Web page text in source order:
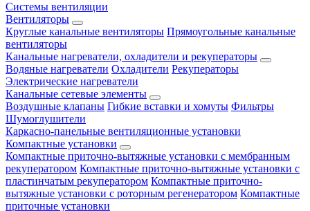
Системы вентиляции
Вентиляторы
Круглые канальные вентиляторы Прямоугольные канальные
вентиляторы
Канальные нагреватели, охладители и рекуператоры
Водяные нагреватели Охладители Рекуператоры
Электрические нагреватели
Канальные сетевые элементы
Воздушные клапаны Гибкие вставки и хомуты Фильтры
Шумоглушители
Каркасно-панельные вентиляционные установки
Компактные установки
Компактные приточно-вытяжные установки с мембранным
рекуператором Компактные приточно-вытяжные установки с
пластинчатым рекуператором Компактные приточно-
вытяжные установки с роторным регенератором Компактные
приточные установки